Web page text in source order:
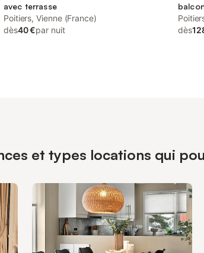
avec terrasse
Poitiers, Vienne (France)
dès40 €par nuit
dès
et types locations qui